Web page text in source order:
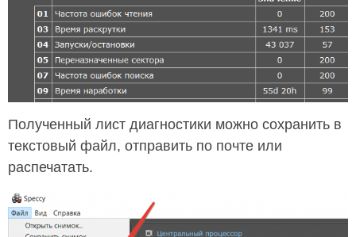
Полученный лист диагностики можно сохранить в
текстовый файл, отправить по почте или
распечатать.